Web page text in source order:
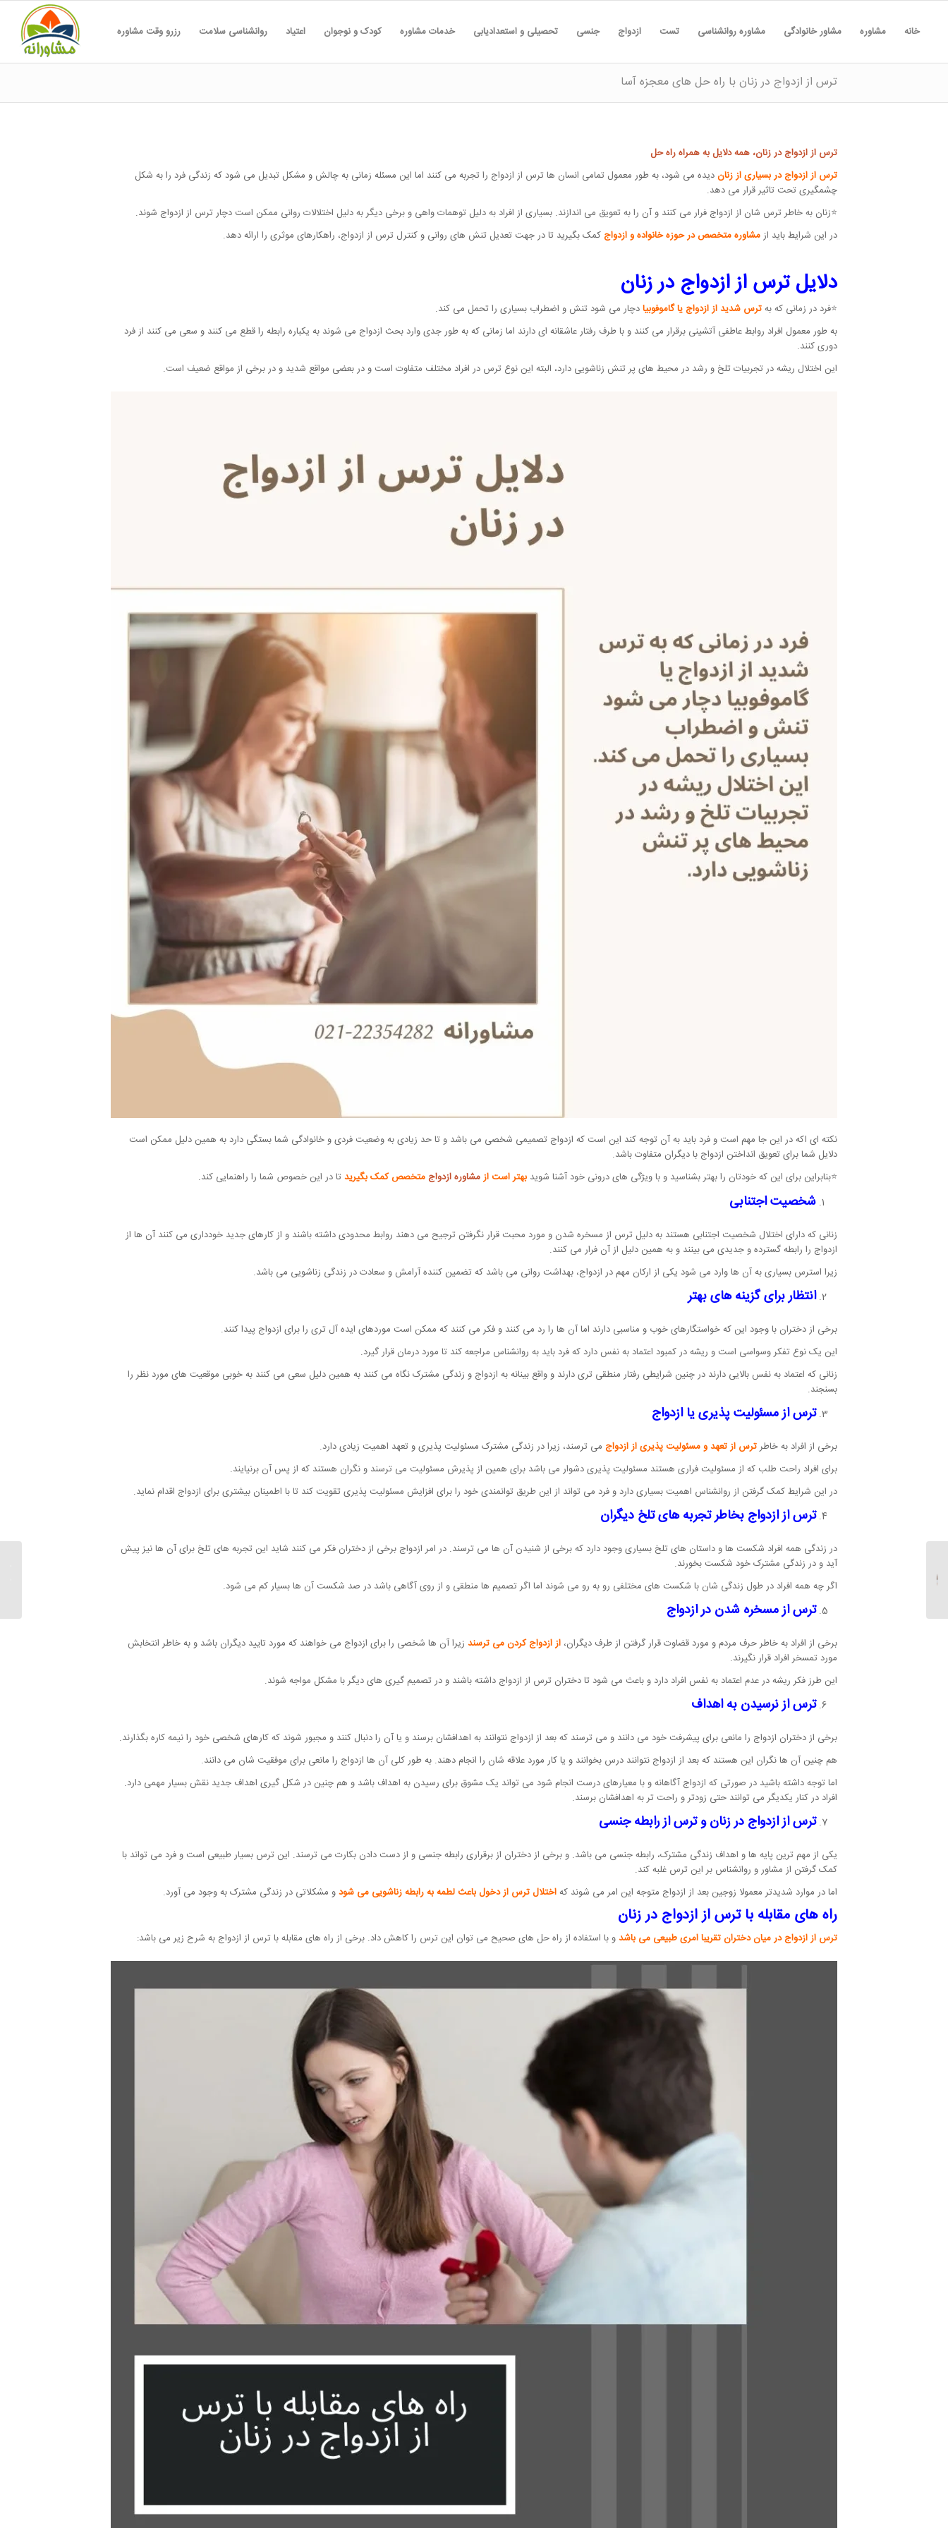
خانه مشاوره مشاور خانوادگی مشاوره روانشناسی تست ازدواج جنسی تحصیلی و استعدادیابی خدمات مشاوره کودک و نوجوان اعتیاد روانشناسی سلامت رزرو وقت مشاوره
ترس از ازدواج در زنان با راه حل های معجزه آسا
ترس از ازدواج در زنان، همه دلایل به همراه راه حل
ترس از ازدواج در بسیاری از زناندیده می شود، به طور معمول تمامی انسان ها ترس از ازدواج را تجربه می کنند اما این مسئله زمانی به چالش و مشکل تبدیل می شود که زندگی فرد را به شکل
چشمگیری تحت تاثیر قرار می دهد.
⭐زنان به خاطر ترس شان از ازدواج فرار می کنند و آن را به تعویق می اندازند. بسیاری از افراد به دلیل توهمات واهی و برخی دیگر به دلیل اختلالات روانی ممکن است دچار ترس از ازدواج شوند.
در این شرایط باید ازمشاوره متخصص در حوزه خانواده و ازدواجکمک بگیرید تا در جهت تعدیل تنش های روانی و کنترل ترس از ازدواج، راهکارهای موثری را ارائه دهد.
دلایل ترس از ازدواج در زنان
⭐فرد در زمانی که بهترس شدید از ازدواج یا گاموفوبیادچار می شود تنش و اضطراب بسیاری را تحمل می کند.
به طور معمول افراد روابط عاطفی آتشینی برقرار می کنند و با طرف رفتار عاشقانه ای دارند اما زمانی که به طور جدی وارد بحث ازدواج می شوند به یکباره رابطه را قطع می کنند و سعی می کنند از فرد
دوری کنند.
این اختلال ریشه در تجربیات تلخ و رشد در محیط های پر تنش زناشویی دارد، البته این نوع ترس در افراد مختلف متفاوت است و در بعضی مواقع شدید و در برخی از مواقع ضعیف است.
نکته ای اکه در این جا مهم است و فرد باید به آن توجه کند این است که ازدواج تصمیمی شخصی می باشد و تا حد زیادی به وضعیت فردی و خانوادگی شما بستگی دارد به همین دلیل ممکن است
دلایل شما برای تعویق انداختن ازدواج با دیگران متفاوت باشد.
⭐بنابراین برای این که خودتان را بهتر بشناسید و با ویژگی های درونی خود آشنا شوید بهتر است ازمشاوره ازدواجمتخصص کمک بگیرید تا در این خصوص شما را راهنمایی کند.
شخصیت اجتنابی
زنانی که دارای اختلال شخصیت اجتنابی هستند به دلیل ترس از مسخره شدن و مورد محبت قرار نگرفتن ترجیح می دهند روابط محدودی داشته باشند و از کارهای جدید خودداری می کنند آن ها از
ازدواج را رابطه گسترده و جدیدی می بینند و به همین دلیل از آن فرار می کنند.
زیرا استرس بسیاری به آن ها وارد می شود یکی از ارکان مهم در ازدواج، بهداشت روانی می باشد که تضمین کننده آرامش و سعادت در زندگی زناشویی می باشد.
انتظار برای گزینه های بهتر
برخی از دختران با وجود این که خواستگارهای خوب و مناسبی دارند اما آن ها را رد می کنند و فکر می کنند که ممکن است موردهای ایده آل تری را برای ازدواج پیدا کنند.
این یک نوع تفکر وسواسی است و ریشه در کمبود اعتماد به نفس دارد که فرد باید به روانشناس مراجعه کند تا مورد درمان قرار گیرد.
زنانی که اعتماد به نفس بالایی دارند در چنین شرایطی رفتار منطقی تری دارند و واقع بینانه به ازدواج و زندگی مشترک نگاه می کنند به همین دلیل سعی می کنند به خوبی موقعیت های مورد نظر را
بسنجند.
ترس از مسئولیت پذیری یا ازدواج
برخی از افراد به خاطرترس از تعهد و مسئولیت پذیری از ازدواج می ترسند، زیرا در زندگی مشترک مسئولیت پذیری و تعهد اهمیت زیادی دارد.
برای افراد راحت طلب که از مسئولیت فراری هستند مسئولیت پذیری دشوار می باشد برای همین از پذیرش مسئولیت می ترسند و نگران هستند که از پس آن برنیایند.
در این شرایط کمک گرفتن از روانشناس اهمیت بسیاری دارد و فرد می تواند از این طریق توانمندی خود را برای افزایش مسئولیت پذیری تقویت کند تا با اطمینان بیشتری برای ازدواج اقدام نماید.
ترس از ازدواج بخاطر تجربه های تلخ دیگران
در زندگی همه افراد شکست ها و داستان های تلخ بسیاری وجود دارد که برخی از شنیدن آن ها می ترسند. در امر ازدواج برخی از دختران فکر می کنند شاید این تجربه های تلخ برای آن ها نیز پیش
آید و در زندگی مشترک خود شکست بخورند.
اگر چه همه افراد در طول زندگی شان با شکست های مختلفی رو به رو می شوند اما اگر تصمیم ها منطقی و از روی آگاهی باشد در صد شکست آن ها بسیار کم می شود.
ترس از مسخره شدن در ازدواج
برخی از افراد به خاطر حرف مردم و مورد قضاوت قرار گرفتن از طرف دیگران، از ازدواج کردن می ترسند زیرا آن ها شخصی را برای ازدواج می خواهند که مورد تایید دیگران باشد و به خاطر انتخابش
مورد تمسخر افراد قرار نگیرند.
این طرز فکر ریشه در عدم اعتماد به نفس افراد دارد و باعث می شود تا دختران ترس از ازدواج داشته باشند و در تصمیم گیری های دیگر با مشکل مواجه شوند.
ترس از نرسیدن به اهداف
برخی از دختران ازدواج را مانعی برای پیشرفت خود می دانند و می ترسند که بعد از ازدواج نتوانند به اهدافشان برسند و یا آن را دنبال کنند و مجبور شوند که کارهای شخصی خود را نیمه کاره بگذارند.
هم چنین آن ها نگران این هستند که بعد از ازدواج نتوانند درس بخوانند و یا کار مورد علاقه شان را انجام دهند. به طور کلی آن ها ازدواج را مانعی برای موفقیت شان می دانند.
اما توجه داشته باشید در صورتی که ازدواج آگاهانه و با معیارهای درست انجام شود می تواند یک مشوق برای رسیدن به اهداف باشد و هم چنین در شکل گیری اهداف جدید نقش بسیار مهمی دارد.
افراد در کنار یکدیگر می توانند حتی زودتر و راحت تر به اهدافشان برسند.
ترس از ازدواج در زنان و ترس از رابطه جنسی
یکی از مهم ترین پایه ها و اهداف زندگی مشترک، رابطه جنسی می باشد. و برخی از دختران از برقراری رابطه جنسی و از دست دادن بکارت می ترسند. این ترس بسیار طبیعی است و فرد می تواند با
کمک گرفتن از مشاور و روانشناس بر این ترس غلبه کند.
اما در موارد شدیدتر معمولا زوجین بعد از ازدواج متوجه این امر می شوند کهاختلال ترس از دخول باعث لطمه به رابطه زناشویی می شودو مشکلاتی در زندگی مشترک به وجود می آورد.
راه های مقابله با ترس از ازدواج در زنان
ترس از ازدواج در میان دختران تقریبا امری طبیعی می باشدو با استفاده از راه حل های صحیح می توان این ترس را کاهش داد. برخی از راه های مقابله با ترس از ازدواج به شرح زیر می باشد:
50 بهترین روانشناس حال
حاضر جهان